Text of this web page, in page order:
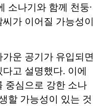
소나기와 함께 천둥·
가 이어질 가능성이
운 공기가 유입되면
고 설명했다. 이에
중심으로 강한 소나
할 가능성이 있는 것